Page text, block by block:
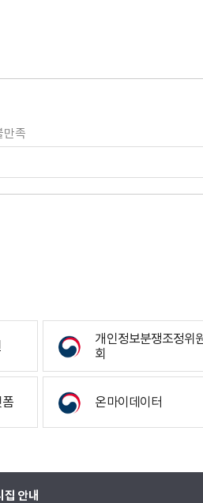
만족
개인정보분쟁조정위
회
온마이데이터
집 안내